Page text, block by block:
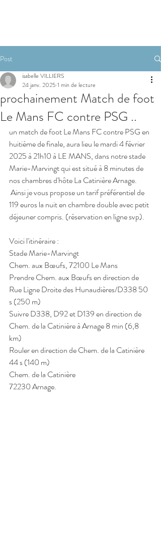
Post
prochainement Match de foot
Le Mans FC contre PSG ..
isabelle VILLIERS
24 janv. 2025 1 min de lecture
un match de foot Le Mans FC contre PSG en
huitième de finale, aura lieu le mardi 4 février
2025 à 21h10 à LE MANS, dans notre stade
Marie-Marvingt qui est situé à 8 minutes de
nos chambres d'hôte La Catinière Arnage.
Ainsi je vous propose un tarif préférentiel de
119 euros la nuit en chambre double avec petit
déjeuner compris. (réservation en ligne svp).
Voici l'itinéraire :
Stade Marie-Marvingt
Chem. aux Bœufs, 72100 Le Mans
Prendre Chem. aux Bœufs en direction de
Rue Ligne Droite des Hunaudières/D338 50
s (250 m)
Suivre D338, D92 et D139 en direction de
Chem. de la Catinière à Arnage 8 min (6,8
km)
Rouler en direction de Chem. de la Catinière
44 s (140 m)
Chem. de la Catinière
72230 Arnage.